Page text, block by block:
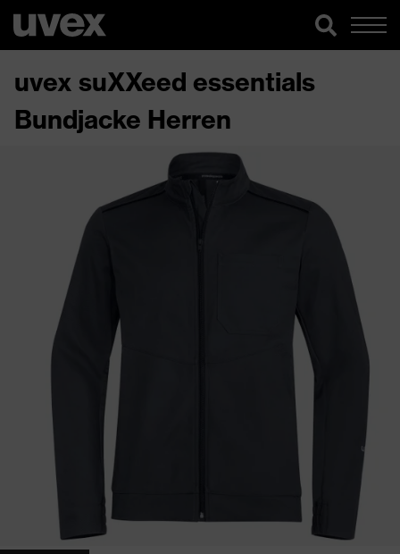
uvex suXXeed essentials
Bundjacke Herren